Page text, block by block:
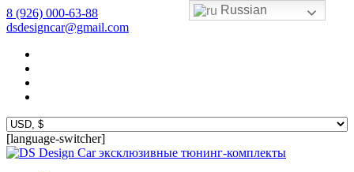
8 (926) 000-63-88
dsdesigncar@gmail.com
[language-switcher]
эксклюзивные тюнинг-комплекты
Russian